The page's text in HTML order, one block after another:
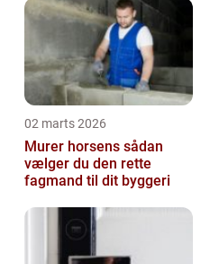
02 marts 2026
Murer horsens sådan
vælger du den rette
fagmand til dit byggeri